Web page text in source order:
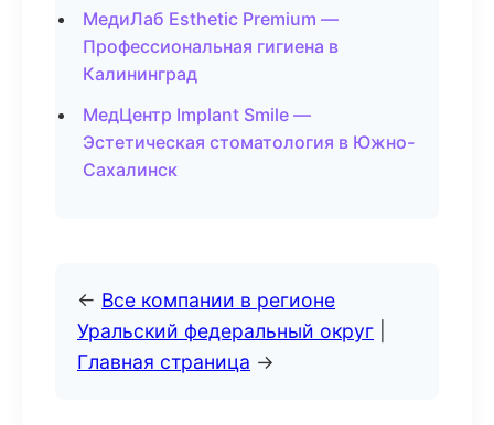
МедиЛаб Esthetic Premium —
Профессиональная гигиена в
Калининград
МедЦентр Implant Smile —
Эстетическая стоматология в Южно-
Сахалинск
← Все компании в регионе
Уральский федеральный округ
Главная страница →